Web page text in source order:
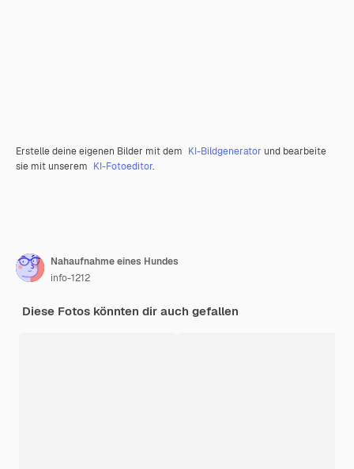
Erstelle deine eigenen Bilder mit dem KI-Bildgenerator und bearbeite
sie mit unserem KI-Fotoeditor.
Nahaufnahme eines Hundes
info-1212
Diese Fotos könnten dir auch gefallen